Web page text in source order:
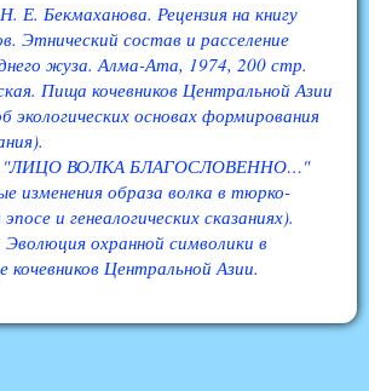
Е. Бекмаханова. Рецензия на книгу
Этнический состав и расселение
жуза. Алма-Ата, 1974, 200 стр.
Пища кочевников Центральной Азии
экологических основах формирования
"ЛИЦО ВОЛКА БЛАГОСЛОВЕННО…"
изменения образа волка в тюрко-
и генеалогических сказаниях).
охранной символики в
кочевников Центральной Азии.